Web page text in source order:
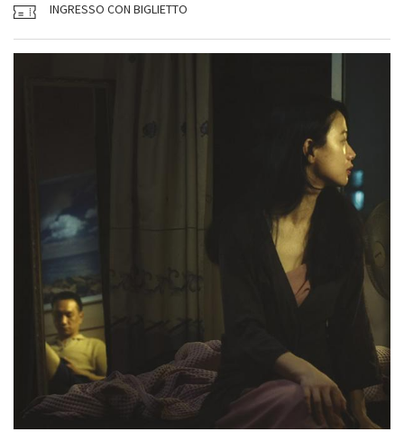
INGRESSO CON BIGLIETTO